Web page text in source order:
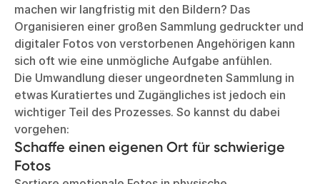
machen wir langfristig mit den Bildern? Das
Organisieren einer großen Sammlung gedruckter und
digitaler Fotos von verstorbenen Angehörigen kann
sich oft wie eine unmögliche Aufgabe anfühlen.
Die Umwandlung dieser ungeordneten Sammlung in
etwas Kuratiertes und Zugängliches ist jedoch ein
wichtiger Teil des Prozesses. So kannst du dabei
vorgehen:
Schaffe einen eigenen Ort für schwierige
Fotos